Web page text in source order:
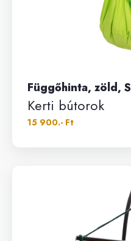
Függőhinta, zöld,
Kerti bútorok
15 900.- Ft